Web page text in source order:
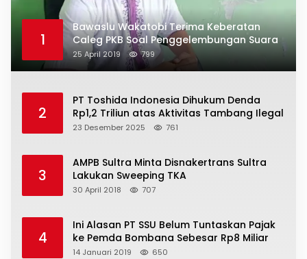
1
Bawaslu Wakatobi Terima Keberatan
Caleg PKB Soal Penggelembungan Suara
25 April 2019 799
2
PT Toshida Indonesia Dihukum Denda
Rp1,2 Triliun atas Aktivitas Tambang Ilegal
23 Desember 2025 761
3
AMPB Sultra Minta Disnakertrans Sultra
Lakukan Sweeping TKA
30 April 2018 707
4
Ini Alasan PT SSU Belum Tuntaskan Pajak
ke Pemda Bombana Sebesar Rp8 Miliar
14 Januari 2019 650